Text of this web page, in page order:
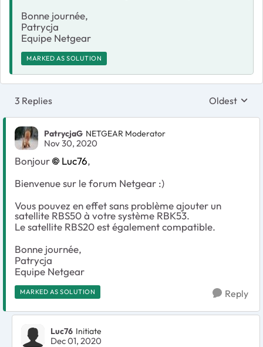
Bonne journée,
Patrycja
Equipe Netgear
MARKED AS SOLUTION
3 Replies Replies
Oldest
PatrycjaG NETGEAR Moderator
Nov 30, 2020
Bonjour Luc76,
Bienvenue sur le forum Netgear :)
Vous pouvez en effet sans problème ajouter un
satellite RBS50 à votre système RBK53.
Le satellite RBS20 est également compatible.
Bonne journée,
Patrycja
Equipe Netgear
MARKED AS SOLUTION Reply
Luc76 Initiate
Dec 01, 2020